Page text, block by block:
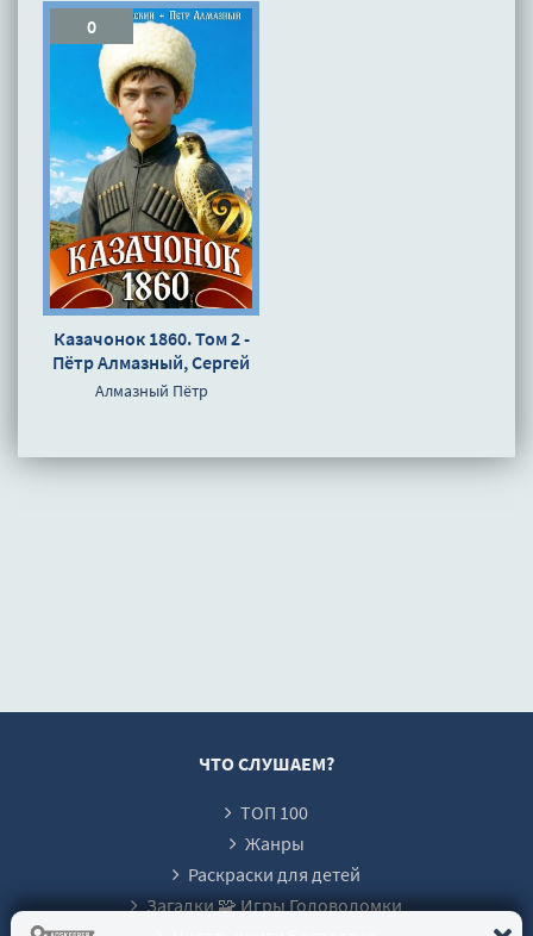
0
Казачонок 1860. Том 2 -
Пётр Алмазный, Сергей
Насоновский
Алмазный Пётр
ЧТО СЛУШАЕМ?
ТОП 100
Жанры
Раскраски для детей
Загадки 🧩 Игры Головоломки